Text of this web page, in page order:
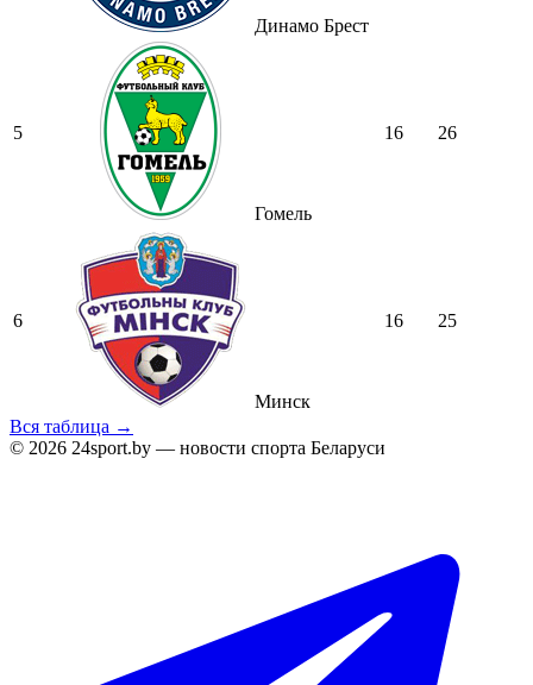
Динамо Брест
5
Гомель
16 26
6
Минск
16 25
Вся таблица →
© 2026 24sport.by — новости спорта Беларуси